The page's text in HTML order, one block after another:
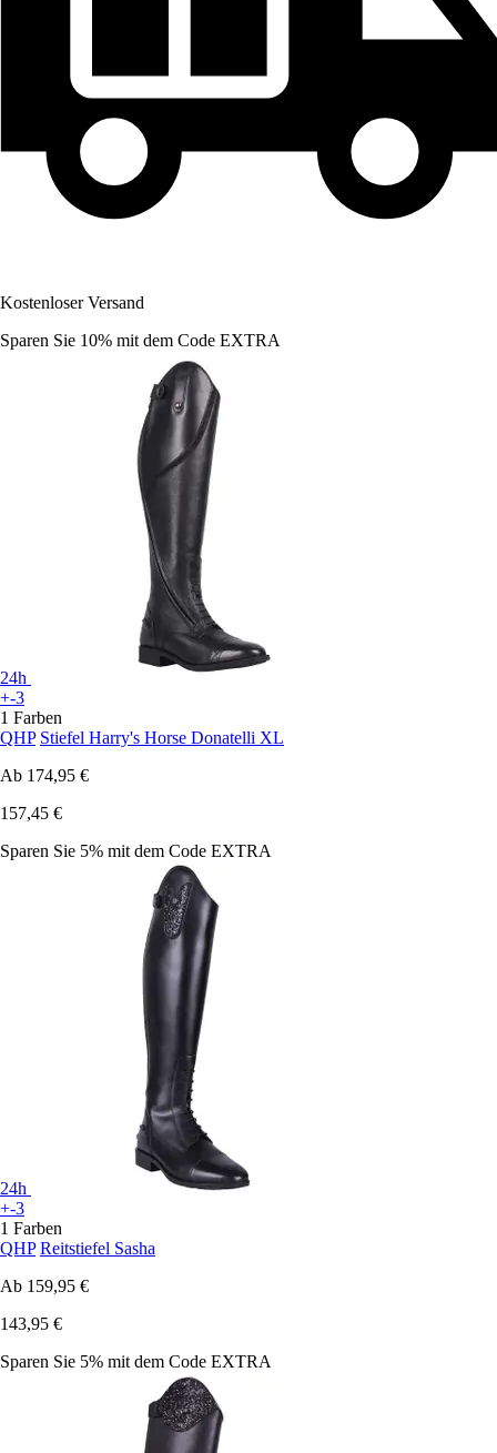
Kostenloser Versand
Sparen Sie 10% mit dem Code EXTRA
24h
+-3
1 Farben
QHP Stiefel Harry's Horse Donatelli XL
Ab 174,95 €
157,45 €
Sparen Sie 5% mit dem Code EXTRA
24h
+-3
1 Farben
QHP Reitstiefel Sasha
Ab 159,95 €
143,95 €
Sparen Sie 5% mit dem Code EXTRA